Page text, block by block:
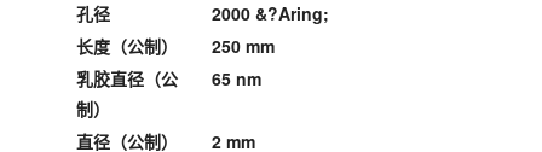
孔径
2000 &?Aring;
长度（公制）
250 mm
乳胶直径（公
制）
65 nm
直径（公制）
2 mm